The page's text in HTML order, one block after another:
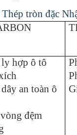
Thép tròn đặc
hợp ô tô
an toàn ô
đệm